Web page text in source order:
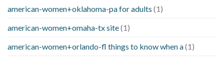
american-women+oklahoma-pa for adults (1)
american-women+omaha-tx site(1)
american-women+orlando-fl things to know when a(1)